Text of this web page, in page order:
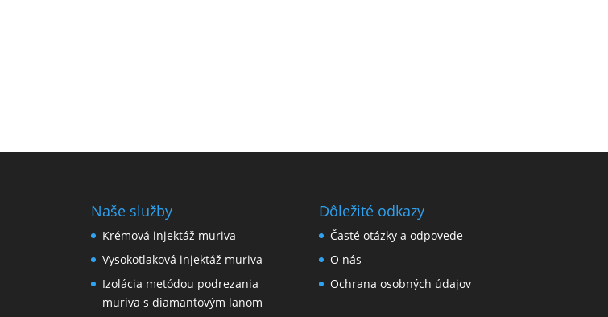
Naše služby
Krémová injektáž muriva
Vysokotlaková injektáž muriva
Izolácia metódou podrezania
muriva s diamantovým lanom
Dôležité odkazy
Časté otázky a odpovede
O nás
Ochrana osobných údajov